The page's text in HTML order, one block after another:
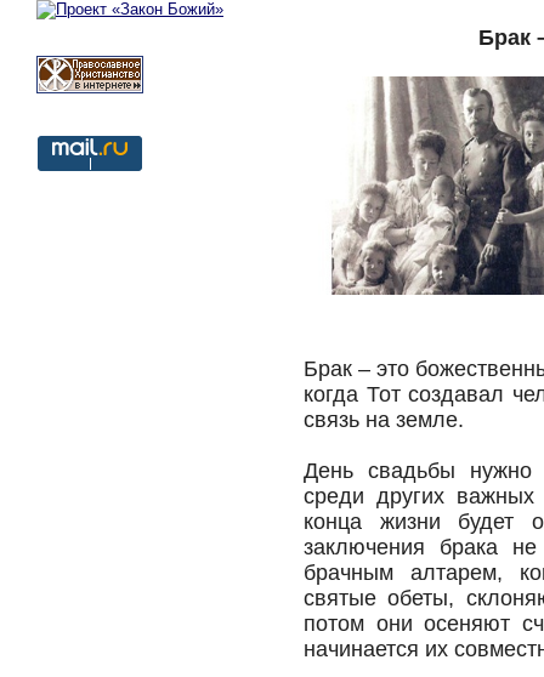
Брак
Брак – это
когда Тот создавал
связь на земле.
День свадьбы нужно
среди других
конца жизни будет
заключения брака
брачным алтарем,
святые обеты,
потом они осеняют
начинается их